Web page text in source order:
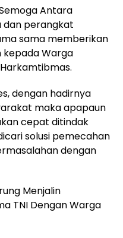
Antara
dan perangkat
sama memberikan
kepada Warga
dengan hadirnya
maka apapaun
cepat ditindak
solusi pemecahan
dengan
Menjalin
TNI Dengan Warga